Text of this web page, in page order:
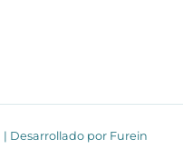
Desarrollado por Furein